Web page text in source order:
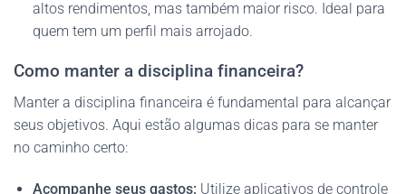
altos rendimentos, mas também maior risco. Ideal para
quem tem um perfil mais arrojado.
Como manter a disciplina financeira?
Manter a disciplina financeira é fundamental para alcançar
seus objetivos. Aqui estão algumas dicas para se manter
no caminho certo:
Acompanhe seus gastos: Utilize aplicativos de controle